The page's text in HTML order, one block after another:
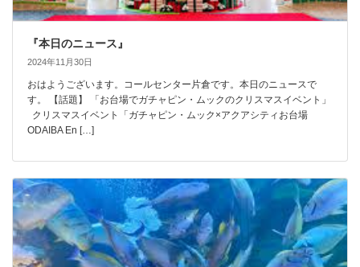
『本日のニュース』
2024年11月30日
おはようございます。コールセンター片倉です。本日のニュースで
す。 【話題】 「お台場でガチャピン・ムックのクリスマスイベント」
クリスマスイベント「ガチャピン・ムック×アクアシティお台場
ODAIBA En […]